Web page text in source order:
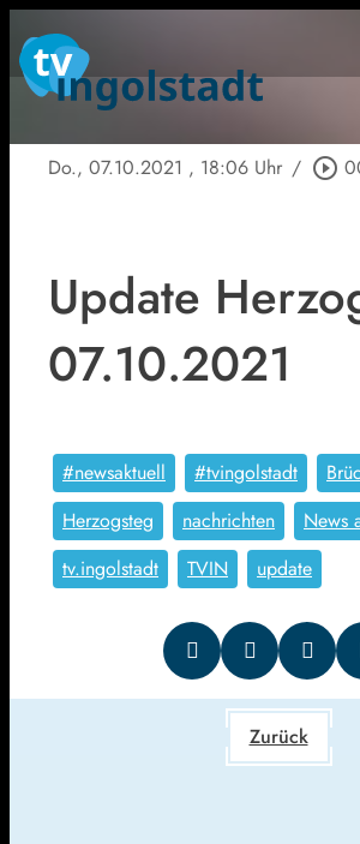
Do., 07.10.2021 , 18:06 Uhr / play_circle_outline
Update
07.10.2021
#newsaktuell #tvingolstadt
Herzogsteg
nachrichten
News
tv.ingolstadt
TVIN update
Zurück